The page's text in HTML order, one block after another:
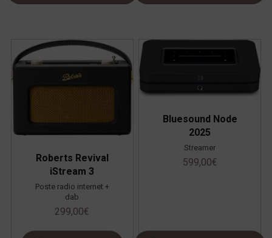
Roberts Revival
iStream 3
Poste radio internet +
dab
299,00€
Bluesound Node
2025
Streamer
599,00€